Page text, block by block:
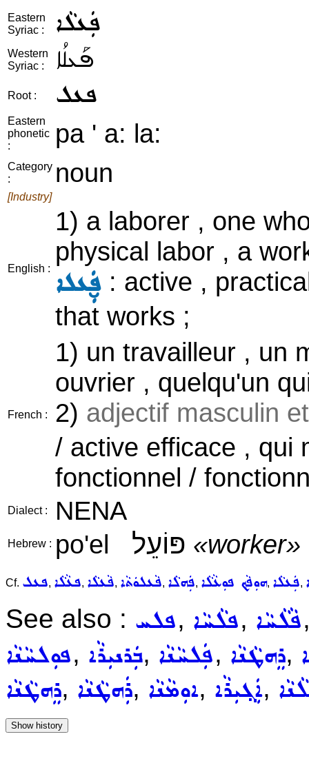
Eastern
Syriac :
ܦܲܥܠܵܐ
Western
Syriac :
ܦܰܥܠܳܐ
Root : ܦܥܠ
Eastern
phonetic
:
pa ' a: la:
Category
:
noun
[Industry]
English :
1) a laborer , one
physical labor , a
ܦ̮ܲܥܠܐ : active ,
that works ;
French :
1) un travailleur , un
ouvrier , quelqu'un
2) adjectif masculin
/ active efficace , qui
fonctionnel /
Dialect : NENA
Hebrew : po'el פּוֹעֵל «worker»
Cf. ܦܥܠ, ܦܥܵܠܵܐ, ܦܵܥܠܵܐ, ܦܵܥܠܘܿܬܵܐ, ܦܲܗܠܵܐ, ܗܘܼܦܵܟ݂ ܦܘܼܥܵܠܵܐ, ܦܲܥܠܵܐ,
See also : ܦܠܚ, ܦܠܵܚܵܐ, ܦܵܠܵܚܵܐ
ܦܘܼܠܚܵܢܵܐ, ܒܲܪܢܝܼܪܵܐ, ܦܲܠܚܵܢܵܐ, ܪܸܗܛܵܢܵܐ,
ܪܸܗܛܵܢܵܐ, ܪܲܗܛܵܢܵܐ, ܐܘܼܡܵܢܵܐ, ܐܲܓ݂ܝܼܪܵܐ,